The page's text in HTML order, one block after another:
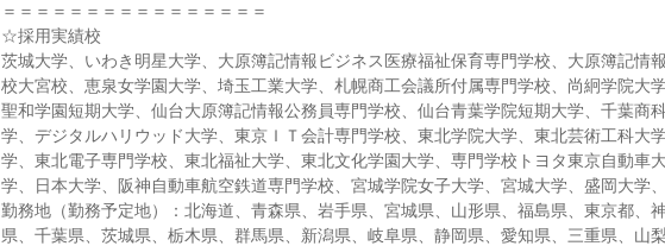
＝＝＝＝＝＝＝＝＝＝＝＝＝＝＝＝
☆採用実績校
茨城大学、いわき明星大学、大原簿記情報ビジネス医療福祉保育専門学校、大原簿記情
校大宮校、恵泉女学園大学、埼玉工業大学、札幌商工会議所付属専門学校、尚絅学院大学
聖和学園短期大学、仙台大原簿記情報公務員専門学校、仙台青葉学院短期大学、千葉商
学、デジタルハリウッド大学、東京ＩＴ会計専門学校、東北学院大学、東北芸術工科大
学、東北電子専門学校、東北福祉大学、東北文化学園大学、専門学校トヨタ東京自動車
学、日本大学、阪神自動車航空鉄道専門学校、宮城学院女子大学、宮城大学、盛岡大学
勤務地（勤務予定地）：北海道、青森県、岩手県、宮城県、山形県、福島県、東京都、
県、千葉県、茨城県、栃木県、群馬県、新潟県、岐阜県、静岡県、愛知県、三重県、山